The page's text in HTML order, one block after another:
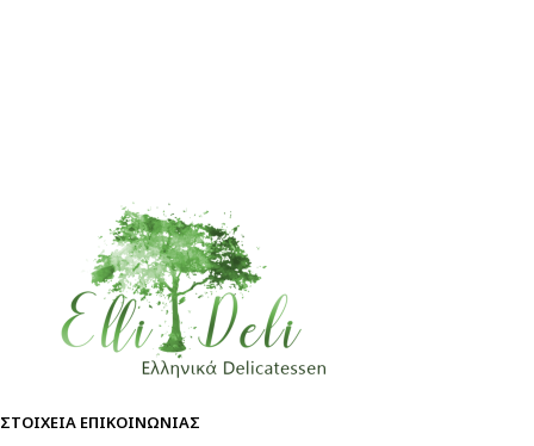
ΣΤΟΙΧΕΙΑ ΕΠΙΚΟΙΝΩΝΙΑΣ